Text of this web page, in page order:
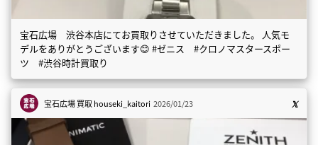
宝石広場 渋谷本店にてお買取りさせていただきました。 人気モ
デルをありがとうございます😊 #ゼニス #クロノマスタースポー
ツ #渋谷時計買取り
宝石広場 買取houseki_kaitori 2026/01/23